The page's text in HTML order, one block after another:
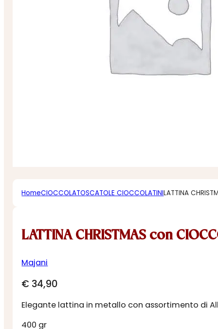
HomeCIOCCOLATOSCATOLE CIOCCOLATINILATTINA
LATTINA CHRISTMAS con
Majani
€ 34,90
Elegante lattina in metallo con assortimento di
400 gr